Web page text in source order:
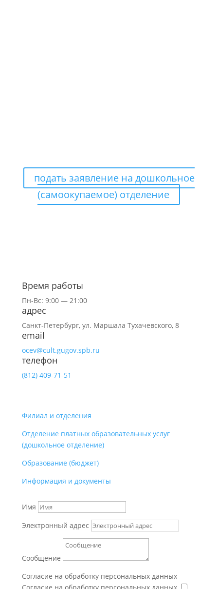
подать заявление на дошкольное
(самоокупаемое) отделение
Время работы
Пн-Вс: 9:00 — 21:00
адрес
Санкт-Петербург, ул. Маршала Тухачевского, 8
email
ocev@cult.gugov.spb.ru
телефон
(812) 409-71-51
Филиал и отделения
Отделение платных образовательных услуг
(дошкольное отделение)
Образование (бюджет)
Информация и документы
Имя
Электронный адрес
Сообщение
Согласие на обработку персональных данных
Согласие на обработку персональных данных